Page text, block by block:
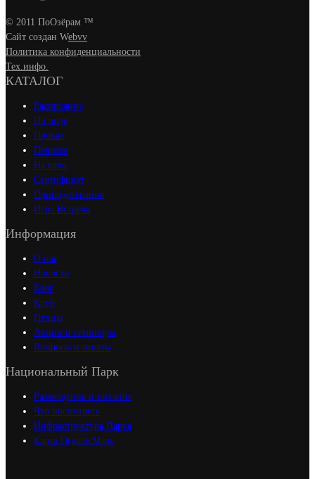
© 2011 ПоОзёрам ™
Сайт создан Webvv
Политика конфиденциальности
Тех.инфо.
КАТАЛОГ
Расписание
По воде
Прокат
Пешком
На вело
Сертификат
Природотерапия
Игра Встреча
Информация
О нас
Новости
Блог
Клуб
Птицы
Акции и семинары
Вопросы и ответы
Национальный Парк
Размещение и питание
Что посмотреть
Инфраструктура Парка
Карта OrganicMaps